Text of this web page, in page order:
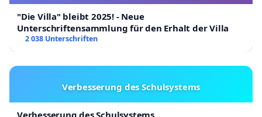
"Die Villa" bleibt 2025! - Neue
Unterschriftensammlung für den Erhalt der Villa
2 038 Unterschriften
Verbesserung des Schulsystems
Verbesserung des Schulsystems